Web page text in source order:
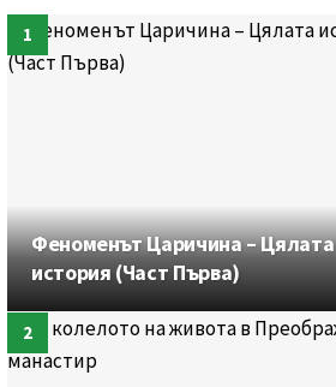
Феноменът Царичина – Цялата
история (Част Първа)